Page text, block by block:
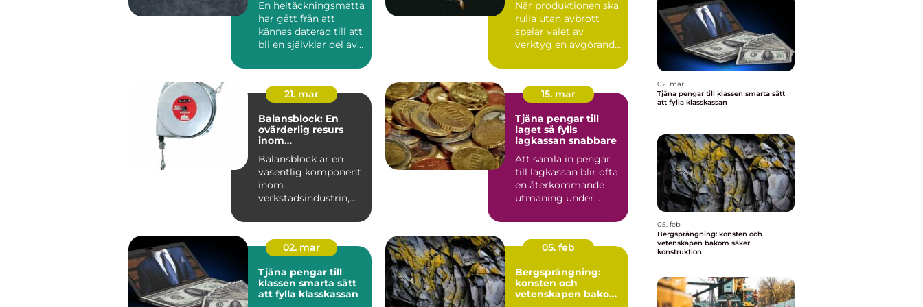
En heltäckningsmatta
har gått från att
kännas daterad till att
bli en självklar del av
När produktionen ska
rulla utan avbrott
spelar valet av
verktyg en avgörande
21. mar
Balansblock: En
ovärderlig resurs
inom
Balansblock är en
väsentlig komponent
inom
verkstadsindustrin,
15. mar
Tjäna pengar till
laget så fylls
lagkassan snabbare
Att samla in pengar
till lagkassan blir ofta
en återkommande
utmaning under
Cupavgifter, t...
02. mar
Tjäna pengar till
klassen smarta sätt
att fylla klasskassan
05. feb
Bergsprängning:
konsten och
vetenskapen bakom
02. mar
Tjäna pengar till klassen smarta sätt
att fylla klasskassan
05. feb
Bergsprängning: konsten och
vetenskapen bakom säker
konstruktion